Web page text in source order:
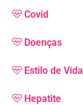
Covid
Doenças
Estilo de Vida
Hepatite